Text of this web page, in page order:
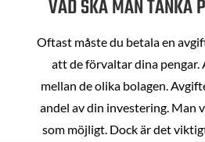
VAD SKA MAN TÄNKA
Oftast måste du betala en
att de förvaltar dina pengar.
mellan de olika bolagen.
andel av din investering. Man
som möjligt. Dock är det